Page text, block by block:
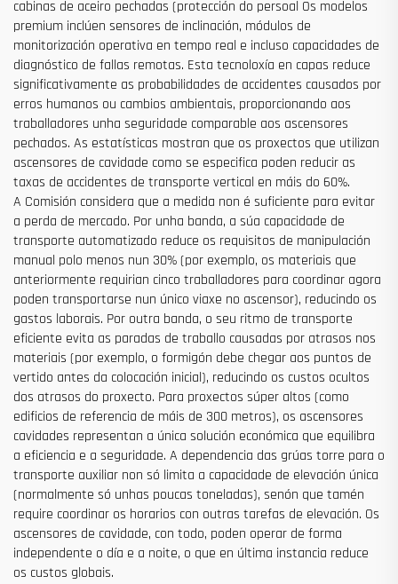
cabinas de aceiro pechadas (protección do persoal Os modelos
premium inclúen sensores de inclinación, módulos de
monitorización operativa en tempo real e incluso capacidades de
diagnóstico de fallas remotas. Esta tecnoloxía en capas reduce
significativamente as probabilidades de accidentes causados por
erros humanos ou cambios ambientais, proporcionando aos
traballadores unha seguridade comparable aos ascensores
pechados. As estatísticas mostran que os proxectos que utilizan
ascensores de cavidade como se especifica poden reducir as
taxas de accidentes de transporte vertical en máis do 60%.
A Comisión considera que a medida non é suficiente para evitar
a perda de mercado. Por unha banda, a súa capacidade de
transporte automatizado reduce os requisitos de manipulación
manual polo menos nun 30% (por exemplo, os materiais que
anteriormente requirian cinco traballadores para coordinar agora
poden transportarse nun único viaxe no ascensor), reducindo os
gastos laborais. Por outra banda, o seu ritmo de transporte
eficiente evita as paradas de traballo causadas por atrasos nos
materiais (por exemplo, o formigón debe chegar aos puntos de
vertido antes da colocación inicial), reducindo os custos ocultos
dos atrasos do proxecto. Para proxectos súper altos (como
edificios de referencia de máis de 300 metros), os ascensores
cavidades representan a única solución económica que equilibra
a eficiencia e a seguridade. A dependencia das grúas torre para o
transporte auxiliar non só limita a capacidade de elevación única
(normalmente só unhas poucas toneladas), senón que tamén
require coordinar os horarios con outras tarefas de elevación. Os
ascensores de cavidade, con todo, poden operar de forma
independente o día e a noite, o que en última instancia reduce
os custos globais.